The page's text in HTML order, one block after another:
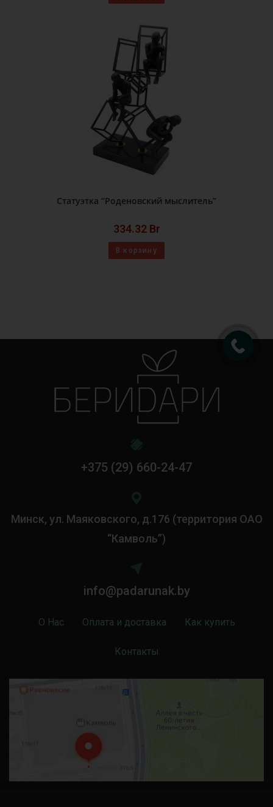
Статуэтка “Роденовский мыслитель”
334.32 Br
В корзину
+375 (29) 660-24-47
Минск, ул. Маяковского, д.176 (территория ОАО
“Камволь”)
info@padarunak.by
О Нас Оплата и доставка Как купить
Контакты